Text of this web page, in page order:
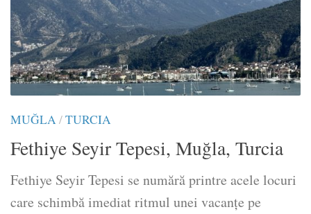
MUĞLA/TURCIA
Fethiye Seyir Tepesi, Muğla, Turcia
Fethiye Seyir Tepesi se numără printre acele locuri
care schimbă imediat ritmul unei vacanțe pe